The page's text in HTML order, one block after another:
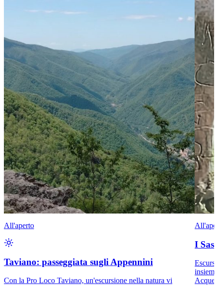
All'aperto
Taviano: passeggiata sugli Appennini
Con la Pro Loco Taviano, un'escursione nella natura vi
I